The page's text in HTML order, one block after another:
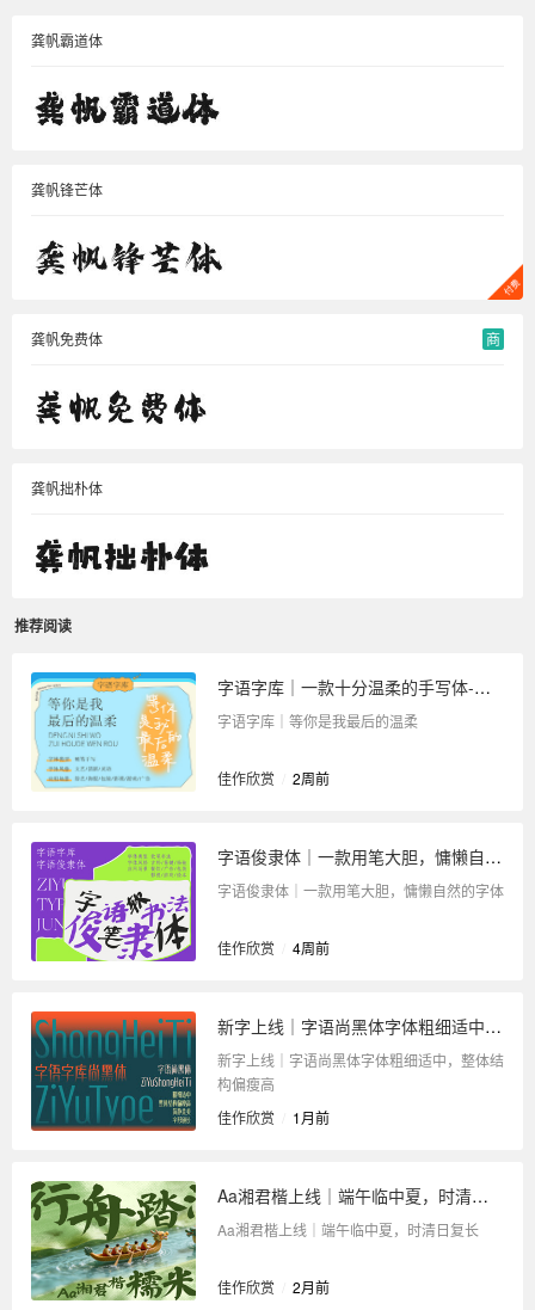
龚帆霸道体
龚帆锋芒体
龚帆免费体 商
龚帆拙朴体
推荐阅读
字语字库｜一款十分温柔的手写体-等你是我最后的温柔
字语字库｜等你是我最后的温柔
佳作欣赏 2周前
字语俊隶体｜一款用笔大胆，慵懒自然的字体
字语俊隶体｜一款用笔大胆，慵懒自然的字体
佳作欣赏 4周前
新字上线｜字语尚黑体字体粗细适中，整体结构偏瘦高
新字上线｜字语尚黑体字体粗细适中，整体结
构偏瘦高
佳作欣赏
1月前
Aa湘君楷上线｜端午临中夏，时清日复长
Aa湘君楷上线｜端午临中夏，时清日复长
佳作欣赏 2月前